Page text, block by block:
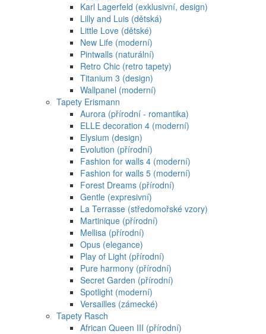
Karl Lagerfeld (exklusivní, design)
Lilly and Luis (dětská)
Little Love (dětské)
New Life (moderní)
Pintwalls (naturální)
Retro Chic (retro tapety)
Titanium 3 (design)
Wallpanel (moderní)
Tapety Erismann
Aurora (přírodní - romantika)
ELLE decoration 4 (moderní)
Elysium (design)
Evolution (přírodní)
Fashion for walls 4 (moderní)
Fashion for walls 5 (moderní)
Forest Dreams (přírodní)
Gentle (expresivní)
La Terrasse (středomořské vzory)
Martinique (přírodní)
Mellisa (přírodní)
Opus (elegance)
Play of Light (přírodní)
Pure harmony (přírodní)
Secret Garden (přírodní)
Spotlight (moderní)
Versailles (zámecké)
Tapety Rasch
African Queen III (přírodní)